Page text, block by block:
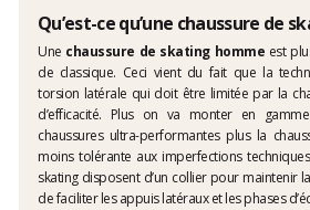
Qu’est-ce qu’une chaussure de
Une chaussure de skating homme est
de classique. Ceci vient du fait que la
torsion latérale qui doit être limitée par la
d’efficacité. Plus on va monter en
chaussures ultra-performantes plus la
moins tolérante aux imperfections
skating disposent d’un collier pour maintenir
de faciliter les appuis latéraux et les phases